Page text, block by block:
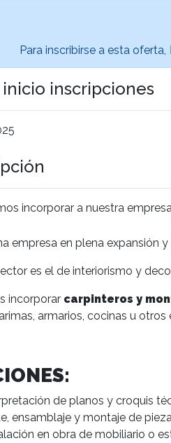
Para inscribirse a esta oferta,
inicio inscripciones
incorporar a nuestra
empresa en plena expansión
es el de interiorismo y
incorporar carpinteros y
armarios, cocinas u
de planos y croquis
ensamblaje y montaje de
en obra de mobiliario o